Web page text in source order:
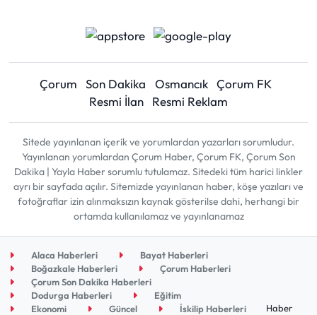
Çorum Son Dakika Osmancık Çorum FK
Resmi İlan
Resmi Reklam
Sitede yayınlanan içerik ve yorumlardan yazarları sorumludur.
Yayınlanan yorumlardan Çorum Haber, Çorum FK, Çorum Son
Dakika | Yayla Haber sorumlu tutulamaz. Sitedeki tüm harici linkler
ayrı bir sayfada açılır. Sitemizde yayınlanan haber, köşe yazıları ve
fotoğraflar izin alınmaksızın kaynak gösterilse dahi, herhangi bir
ortamda kullanılamaz ve yayınlanamaz
Alaca Haberleri
Bayat Haberleri
Boğazkale Haberleri
Çorum Haberleri
Çorum Son Dakika Haberleri
Dodurga Haberleri
Eğitim
Ekonomi
Güncel İskilip Haberleri Haber